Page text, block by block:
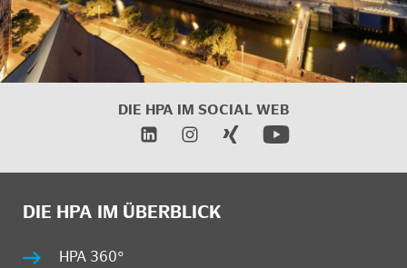
DIE HPA IM SOCIAL WEB
DIE HPA IM ÜBERBLICK
HPA 360°